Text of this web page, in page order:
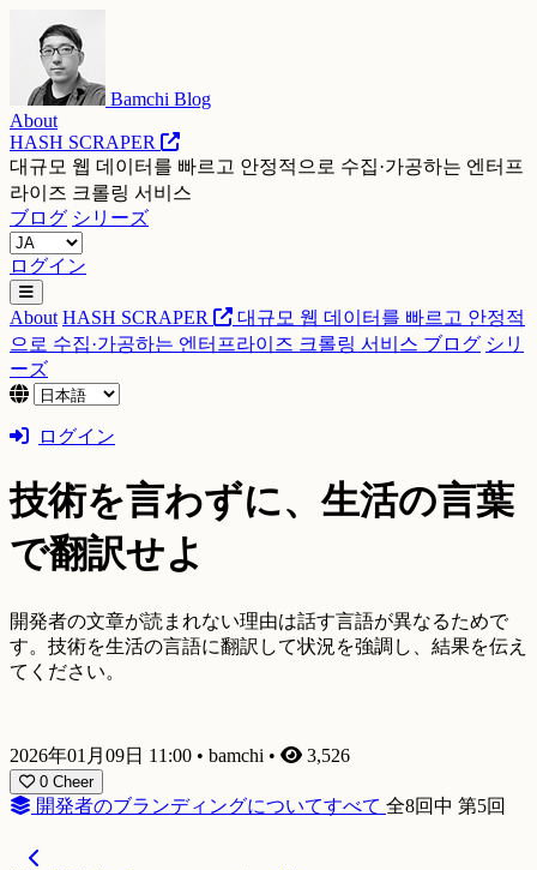
Bamchi Blog
About
HASH SCRAPER
대규모 웹 데이터를 빠르고 안정적으로 수집·가공하는 엔터프
라이즈 크롤링 서비스
ブログ シリーズ
ログイン
About HASH SCRAPER
대규모 웹 데이터를 빠르고 안정적
으로 수집·가공하는 엔터프라이즈 크롤링 서비스 ブログ シリ
ーズ
ログイン
技術を言わずに、生活の言葉
で翻訳せよ
開発者の文章が読まれない理由は話す言語が異なるためで
す。技術を生活の言語に翻訳して状況を強調し、結果を伝え
てください。
2026年01月09日 11:00 • bamchi • 3,526
0 Cheer
開発者のブランディングについてすべて 全8回中 第5回